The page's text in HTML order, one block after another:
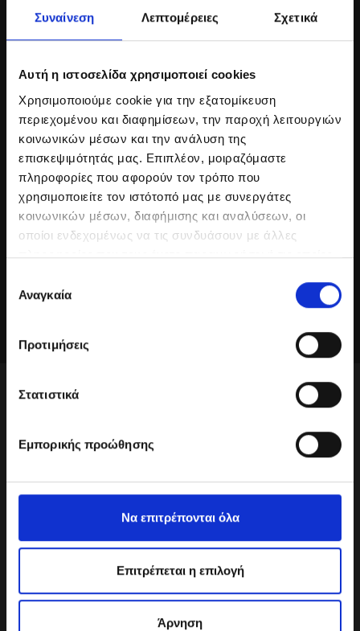
Συναίνεση Λεπτομέρειες Σχετικά
Αυτή η ιστοσελίδα χρησιμοποιεί cookies
Χρησιμοποιούμε cookie για την εξατομίκευση
περιεχομένου και διαφημίσεων, την παροχή λειτουργιών
κοινωνικών μέσων και την ανάλυση της
επισκεψιμότητάς μας. Επιπλέον, μοιραζόμαστε
πληροφορίες που αφορούν τον τρόπο που
χρησιμοποιείτε τον ιστότοπό μας με συνεργάτες
κοινωνικών μέσων, διαφήμισης και αναλύσεων, οι
οποίοι ενδεχομένως να τις συνδυάσουν με άλλες
πληροφορίες που τους έχετε παραχωρήσει ή τις οποίες
των υπηρεσιών τους.
συγκατάθεσης
Αναγκαία
Προτιμήσεις
Στατιστικά
Εμπορικής προώθησης
Να επιτρέπονται όλα
Επιτρέπεται η επιλογή
Άρνηση